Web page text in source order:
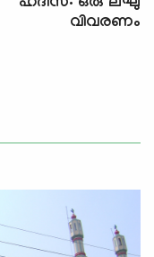
ഹദീസ്: ഒരു ലഘു
വിവരണം